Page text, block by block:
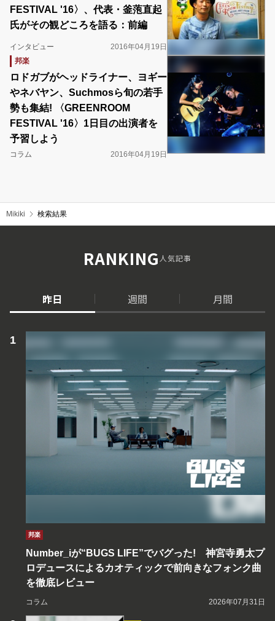
FESTIVAL '16〉、代表・釜萢直起
氏がその観どころを語る：前編
インタビュー
2016年04月19日
邦楽
ロドガブがヘッドライナー、ヨギー
やネバヤン、Suchmosら旬の若手
勢も集結! 〈GREENROOM
FESTIVAL '16〉1日目の出演者を
予習しよう
コラム 2016年04月19日
Mikiki 検索結果
RANKING人気記事
昨日 週間 月間
邦楽
Number_iが“BUGS LIFE”でバグった! 神宮寺勇太プ
ロデュースによるカオティックで前向きなフォンク曲
を徹底レビュー
コラム 2026年07月31日